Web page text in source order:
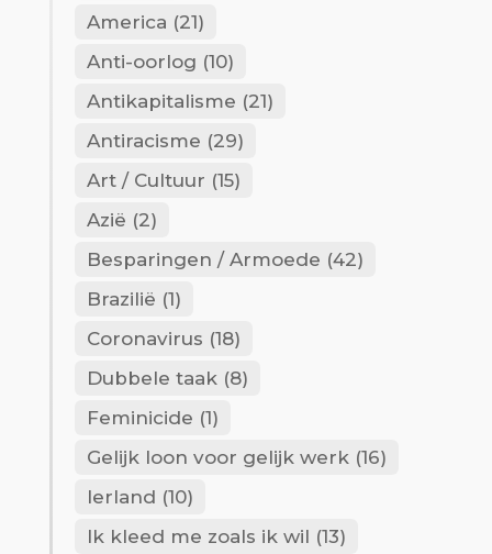
America (21)
Anti-oorlog (10)
Antikapitalisme (21)
Antiracisme (29)
Art / Cultuur (15)
Azië (2)
Besparingen / Armoede (42)
Brazilië (1)
Coronavirus (18)
Dubbele taak(8)
Feminicide (1)
Gelijk loon voor gelijk werk(16)
Ierland (10)
Ik kleed me zoals ik wil (13)